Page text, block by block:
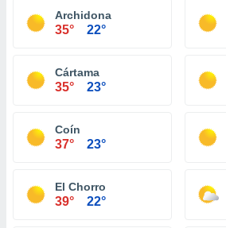
Archidona
35° 22°
Cártama
35° 23°
Coín
37° 23°
El Chorro
39° 22°